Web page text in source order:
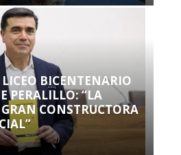
BICENTENARIO
PERALILLO: “LA
GRAN CONSTRUCTORA